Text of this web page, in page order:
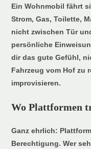
Ein Wohnmobil fährt
Strom, Gas, Toilette,
nicht zwischen Tür
persönliche
dir das gute Gefühl,
Fahrzeug vom Hof zu
improvisieren.
Wo Plattformen
Ganz ehrlich:
Berechtigung. Wer